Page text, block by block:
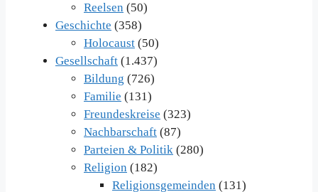
Reelsen (50)
Geschichte (358)
Holocaust (50)
Gesellschaft (1.437)
Bildung (726)
Familie (131)
Freundeskreise (323)
Nachbarschaft (87)
Parteien & Politik (280)
Religion (182)
Religionsgemeinden (131)